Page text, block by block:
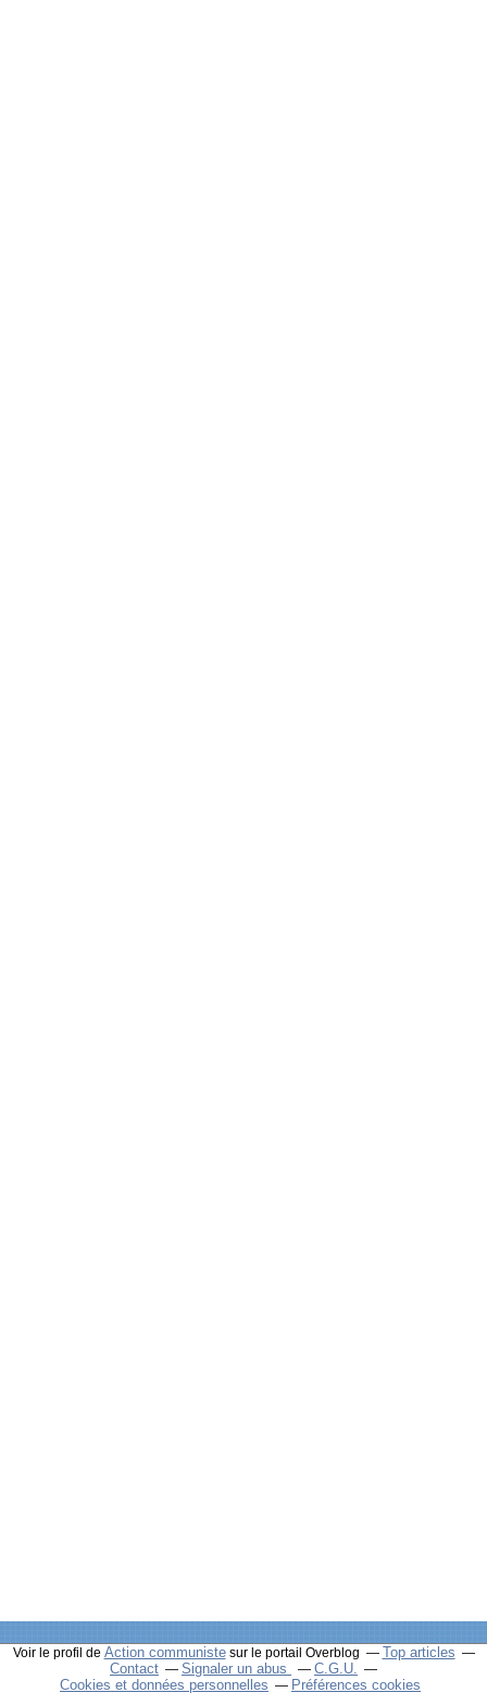
Voir le profil de Action communistesur le portail Overblog
Top articles
Contact
Signaler un abus
C.G.U.
Cookies et données personnelles
Préférences cookies